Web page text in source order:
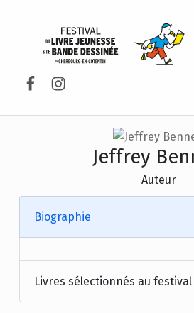
Facebook
Instagram
Jeffrey
Auteur
Biographie
Livres sélectionnés au festival